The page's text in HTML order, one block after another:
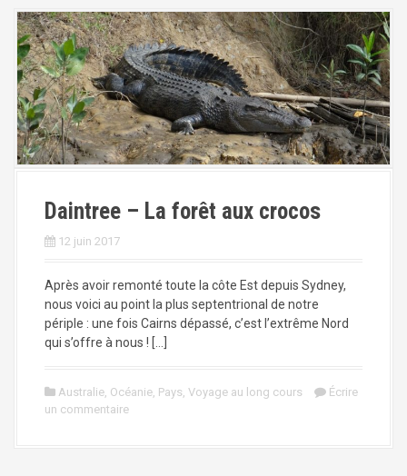
Daintree – La forêt aux crocos
12 juin 2017
Après avoir remonté toute la côte Est depuis Sydney,
nous voici au point la plus septentrional de notre
périple : une fois Cairns dépassé, c’est l’extrême Nord
qui s’offre à nous ! […]
Australie, Océanie, Pays, Voyage au long cours
Écrire
un commentaire